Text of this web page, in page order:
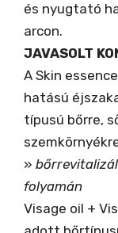
és nyugtató
arcon.
JAVASOLT
A Skin
hatású
típusú bőrre,
»
folyamán
Visage oil +